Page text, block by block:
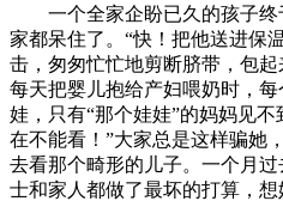
一个全家企盼已久的孩子终
家都呆住了。“快！把他送进保
击，匆匆忙忙地剪断脐带，包起
每天把婴儿抱给产妇喂奶时，
娃，只有“那个娃娃”的妈妈见
在不能看！”大家总是这样骗她
去看那个畸形的儿子。一个月
士和家人都做了最坏的打算，